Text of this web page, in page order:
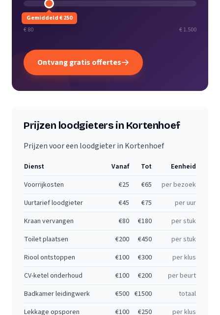
Gemiddeld € 250
€ 80
€ 1.500
Ontvang gratis offertes
Prijzen loodgieters in Kortenhoef
Prijzen voor een loodgieter in Kortenhoef
Dienst Vanaf Tot
Eenheid
Voorrijkosten
€25 €65
per bezoek
Uurtarief loodgieter
€45 €75
per uur
Kraan vervangen
€80 €180
per stuk
Toilet plaatsen
€200 €450
per stuk
Riool ontstoppen
€100 €300
per klus
CV-ketel onderhoud
€100 €200
per beurt
Badkamer leidingwerk
€500 €1500
totaal
Lekkage opsporen
€100 €250 per klus